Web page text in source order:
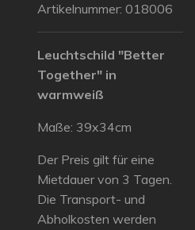
Artikelnummer: 018006
Leuchtschild "Better
Together" in
warmweiß
Maße: 39x34cm
Der Preis gilt für eine
Mietdauer von 3 Tagen.
Die Transport- und
Abholkosten werden